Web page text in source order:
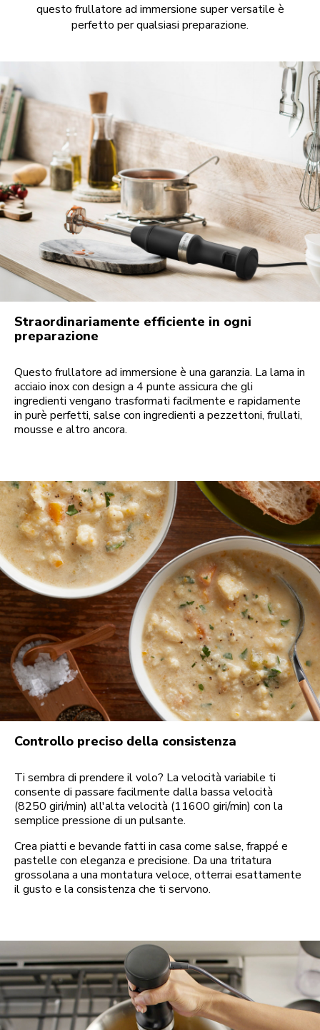
questo frullatore ad immersione super versatile è
perfetto per qualsiasi preparazione.
Straordinariamente efficiente in ogni
preparazione
Questo frullatore ad immersione è una garanzia. La lama in
acciaio inox con design a 4 punte assicura che gli
ingredienti vengano trasformati facilmente e rapidamente
in purè perfetti, salse con ingredienti a pezzettoni, frullati,
mousse e altro ancora.
Controllo preciso della consistenza
Ti sembra di prendere il volo? La velocità variabile ti
consente di passare facilmente dalla bassa velocità
(8250 giri/min) all'alta velocità (11600 giri/min) con la
semplice pressione di un pulsante.
Crea piatti e bevande fatti in casa come salse, frappé e
pastelle con eleganza e precisione. Da una tritatura
grossolana a una montatura veloce, otterrai esattamente
il gusto e la consistenza che ti servono.